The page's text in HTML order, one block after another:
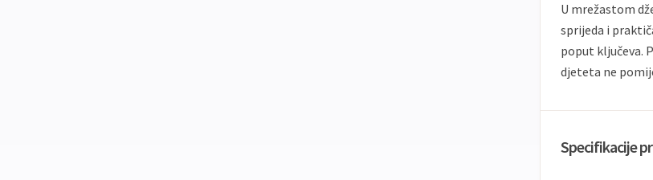
U mrežastom
sprijeda i
poput ključeva.
djeteta ne
Specifikacije